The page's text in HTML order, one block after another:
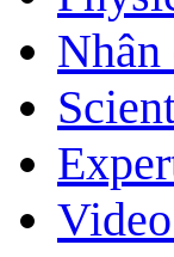
Nhân